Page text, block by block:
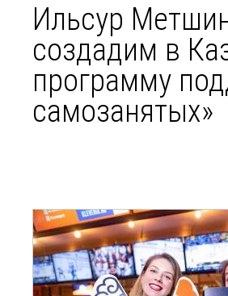
Ильсур
создадим в
программу
самозанятых»